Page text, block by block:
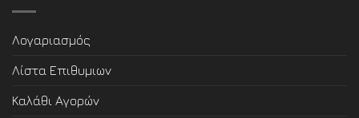
Λογαριασμός
Λίστα Επιθυμιων
Καλάθι Αγορών